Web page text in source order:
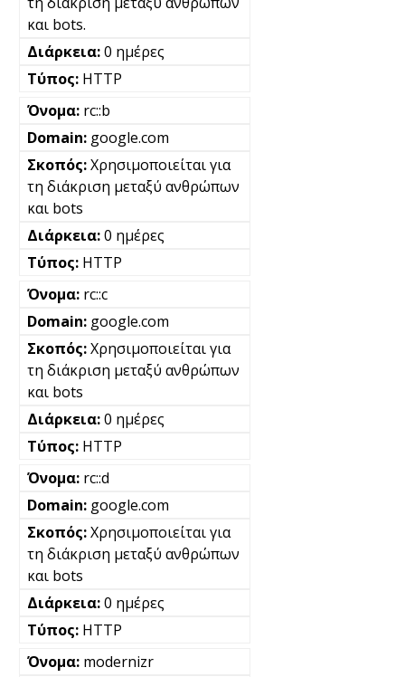
και bots.
0 ημέρες
HTTP
rc::b
google.com
Χρησιμοποιείται για
τη διάκριση μεταξύ ανθρώπων
και bots
0 ημέρες
HTTP
rc::c
google.com
Χρησιμοποιείται για
τη διάκριση μεταξύ ανθρώπων
και bots
0 ημέρες
HTTP
rc::d
google.com
Χρησιμοποιείται για
τη διάκριση μεταξύ ανθρώπων
και bots
0 ημέρες
HTTP
modernizr